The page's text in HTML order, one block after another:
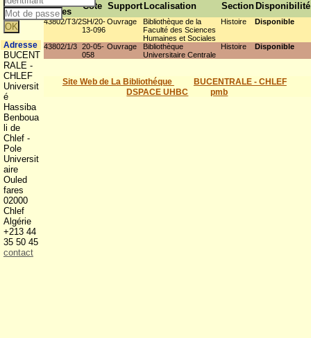
barres
Cote Support Localisation Section Disponibilité
43802/T3/2SH/20-
13-096
Ouvrage
Bibliothèque de la
Faculté des Sciences
Humaines et Sociales
Histoire Disponible
43802/1/3
20-05-
058
Ouvrage
Bibliothèque
Universitaire Centrale
Histoire Disponible
Site Web de La Bibliothéque
BUCENTRALE - CHLEF
DSPACE UHBC
pmb
Adresse
BUCENT
RALE -
CHLEF
Universit
é
Hassiba
Benboua
li de
Chlef -
Pole
Universit
aire
Ouled
fares
02000
Chlef
Algérie
+213 44
35 50 45
contact